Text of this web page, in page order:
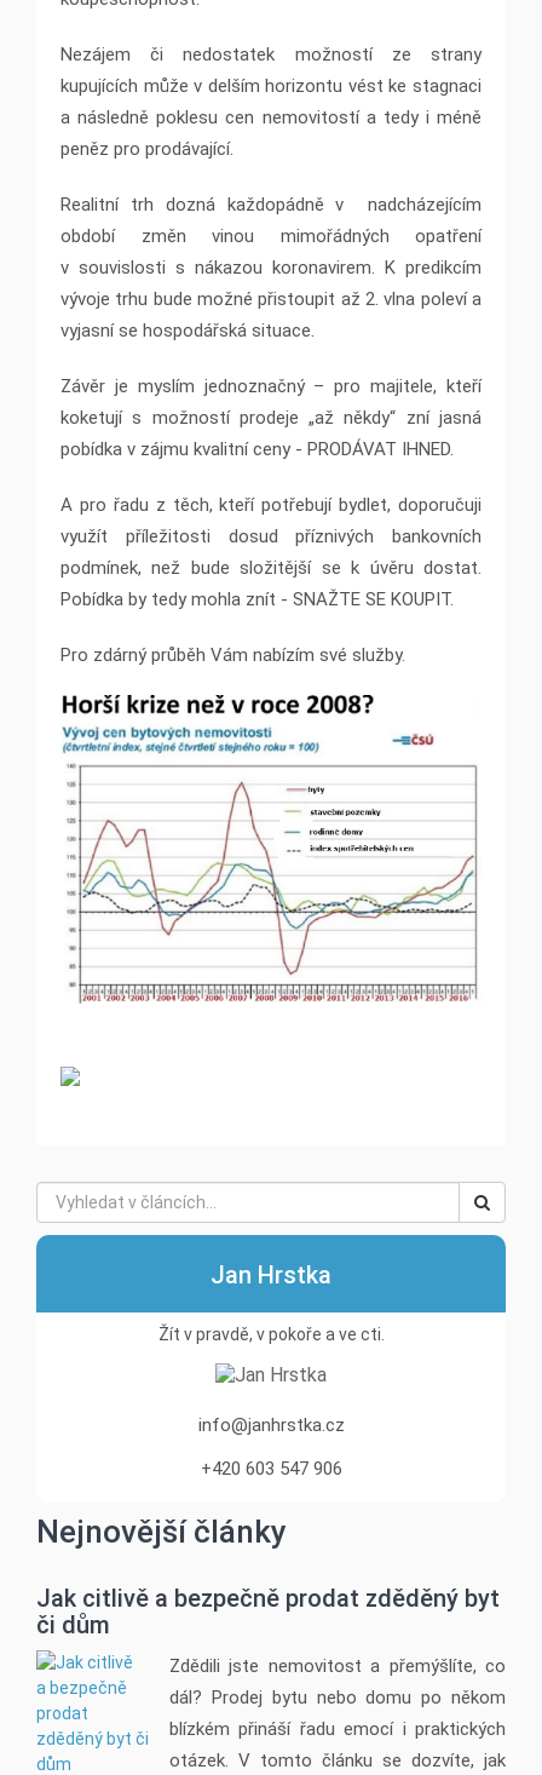
Nezájem či nedostatek možností ze strany
kupujících může v delším horizontu vést ke stagnaci
a následně poklesu cen nemovitostí a tedy i méně
peněz pro prodávající.
Realitní trh dozná každopádně v nadcházejícím
období změn vinou mimořádných opatření
v souvislosti s nákazou koronavirem. K predikcím
vývoje trhu bude možné přistoupit až 2. vlna poleví a
vyjasní se hospodářská situace.
Závěr je myslím jednoznačný – pro majitele, kteří
koketují s možností prodeje „až někdy“ zní jasná
pobídka v zájmu kvalitní ceny - PRODÁVAT IHNED.
A pro řadu z těch, kteří potřebují bydlet, doporučuji
využít příležitosti dosud příznivých bankovních
podmínek, než bude složitější se k úvěru dostat.
Pobídka by tedy mohla znít - SNAŽTE SE KOUPIT.
Pro zdárný průběh Vám nabízím své služby.
Jan Hrstka
Žít v pravdě, v pokoře a ve cti.
info@janhrstka.cz
+420 603 547 906
Nejnovější články
Jak citlivě a bezpečně prodat zděděný byt
či dům
Zdědili jste nemovitost a přemýšlíte, co
dál? Prodej bytu nebo domu po někom
blízkém přináší řadu emocí i praktických
otázek. V tomto článku se dozvíte, jak